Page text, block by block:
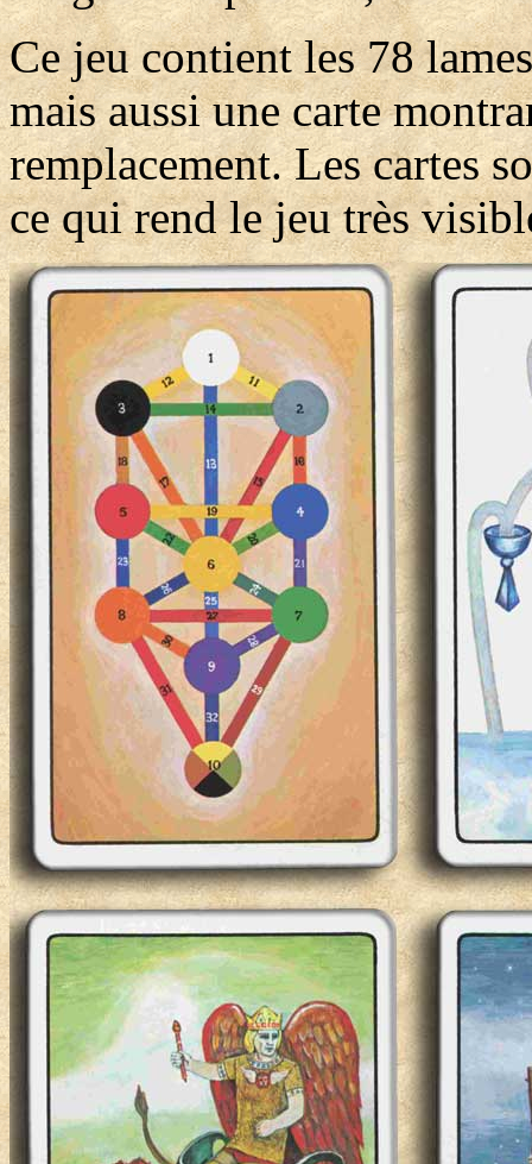
Ce jeu contient les 78
mais aussi une carte
remplacement. Les cartes
ce qui rend le jeu très